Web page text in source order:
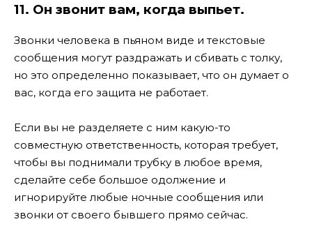
11. Он звонит вам, когда выпьет.
Звонки человека в пьяном виде и текстовые
сообщения могут раздражать и сбивать с толку,
но это определенно показывает, что он думает о
вас, когда его защита не работает.
Если вы не разделяете с ним какую-то
совместную ответственность, которая требует,
чтобы вы поднимали трубку в любое время,
сделайте себе большое одолжение и
игнорируйте любые ночные сообщения или
звонки от своего бывшего прямо сейчас.